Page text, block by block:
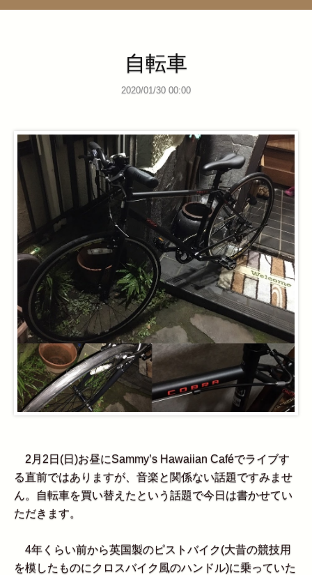
自転車
2020/01/30 00:00
2月2日(日)お昼にSammy’s Hawaiian Caféでライブす
る直前ではありますが、音楽と関係ない話題ですみませ
ん。自転車を買い替えたという話題で今日は書かせてい
ただきます。
4年くらい前から英国製のピストバイク(大昔の競技用
を模したものにクロスバイク風のハンドル)に乗っていた